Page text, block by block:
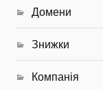
Домени
Знижки
Компанія